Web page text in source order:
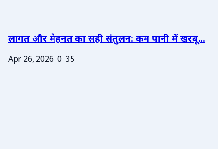
लागत और मेहनत का सही संतुलन: कम पानी में खरबू...
Apr 26, 2026 0 35